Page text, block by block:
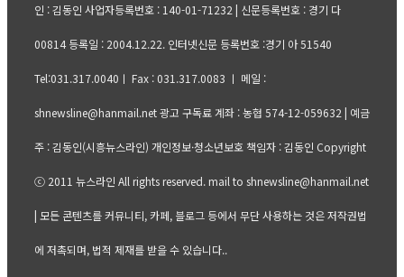
인 : 김동인 사업자등록번호 : 140-01-71232 | 신문등록번호 : 경기 다
00814 등록일 : 2004.12.22. 인터넷신문 등록번호 :경기 아 51540
Tel:031.317.0040ㅣ Fax : 031.317.0083 ㅣ 메일 :
shnewsline@hanmail.net 광고 구독료 계좌 : 농협 574-12-059632 | 예금
주 : 김동인(시흥뉴스라인) 개인정보·청소년보호 책임자 : 김동인 Copyright
ⓒ 2011 뉴스라인 All rights reserved. mail to shnewsline@hanmail.net
| 모든 콘텐츠를 커뮤니티, 카페, 블로그 등에서 무단 사용하는 것은 저작권법
에 저촉되며, 법적 제재를 받을 수 있습니다..